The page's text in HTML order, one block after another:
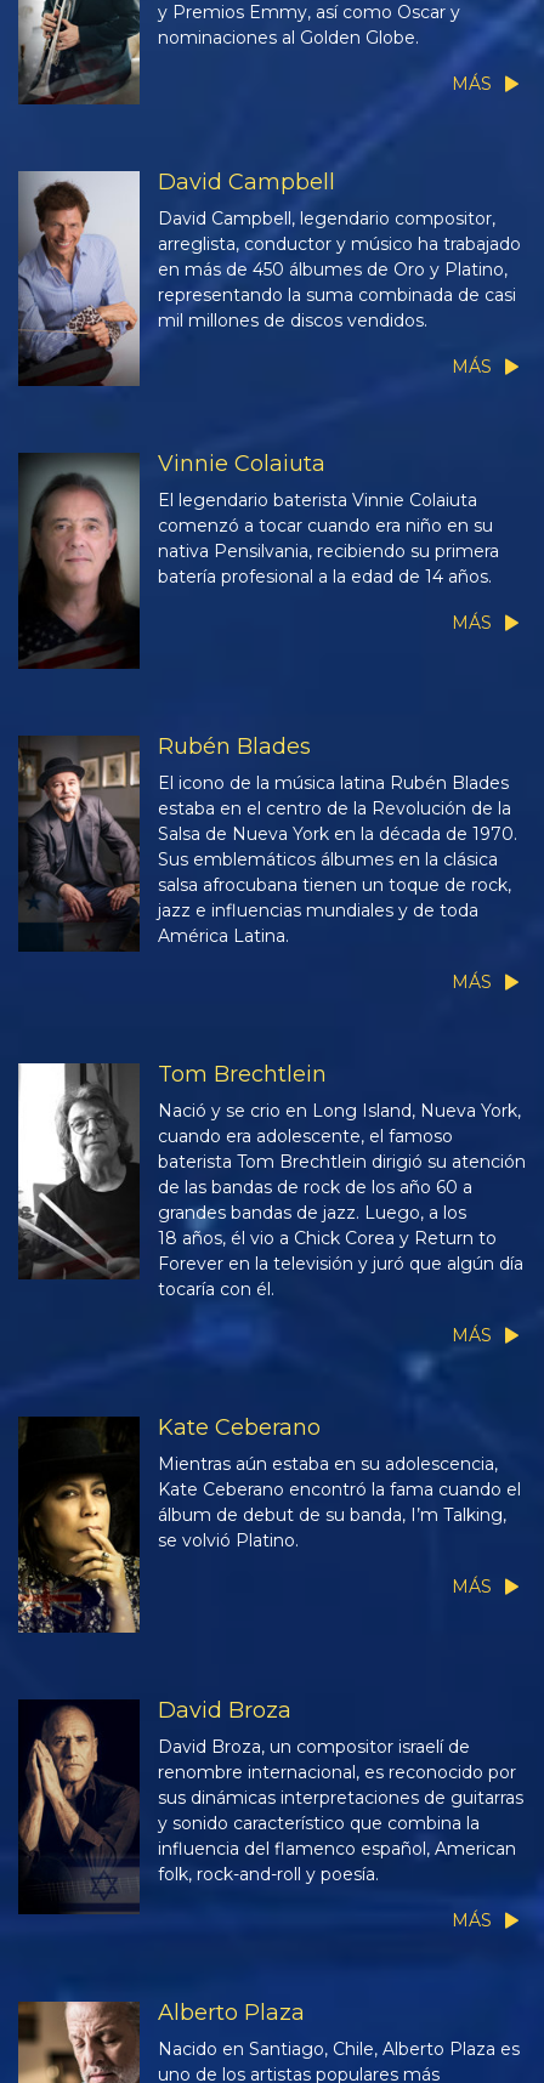
y Premios Emmy, así como Oscar y
nominaciones al Golden Globe.
MÁS
David Campbell
David Campbell, legendario compositor,
arreglista, conductor y músico ha trabajado
en más de 450 álbumes de Oro y Platino,
representando la suma combinada de casi
mil millones de discos vendidos.
MÁS
Vinnie Colaiuta
El legendario baterista Vinnie Colaiuta
comenzó a tocar cuando era niño en su
nativa Pensilvania, recibiendo su primera
batería profesional a la edad de 14 años.
MÁS
Rubén Blades
El icono de la música latina Rubén Blades
estaba en el centro de la Revolución de la
Salsa de Nueva York en la década de 1970.
Sus emblemáticos álbumes en la clásica
salsa afrocubana tienen un toque de rock,
jazz e influencias mundiales y de toda
América Latina.
MÁS
Tom Brechtlein
Nació y se crio en Long Island, Nueva York,
cuando era adolescente, el famoso
baterista Tom Brechtlein dirigió su atención
de las bandas de rock de los año 60 a
grandes bandas de jazz. Luego, a los
18 años, él vio a Chick Corea y Return to
Forever en la televisión y juró que algún día
tocaría con él.
MÁS
Kate Ceberano
Mientras aún estaba en su adolescencia,
Kate Ceberano encontró la fama cuando el
álbum de debut de su banda, I’m Talking,
se volvió Platino.
MÁS
David Broza
David Broza, un compositor israelí de
renombre internacional, es reconocido por
sus dinámicas interpretaciones de guitarras
y sonido característico que combina la
influencia del flamenco español, American
folk, rock-and-roll y poesía.
MÁS
Alberto Plaza
Nacido en Santiago, Chile, Alberto Plaza es
uno de los artistas populares más